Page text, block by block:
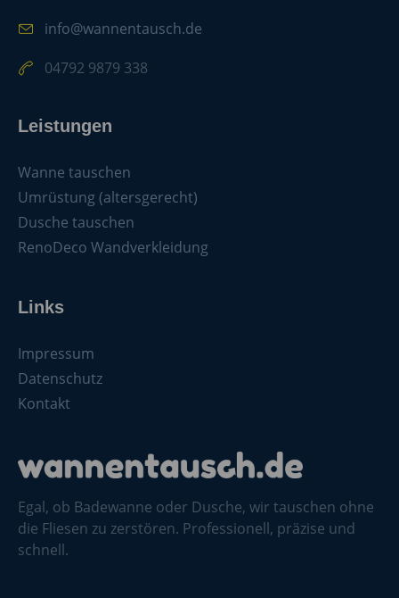
info@wannentausch.de
04792 9879 338
Leistungen
Wanne tauschen
Umrüstung (altersgerecht)
Dusche tauschen
RenoDeco Wandverkleidung
Links
Impressum
Datenschutz
Kontakt
Egal, ob Badewanne oder Dusche, wir tauschen ohne
die Fliesen zu zerstören. Professionell, präzise und
schnell.